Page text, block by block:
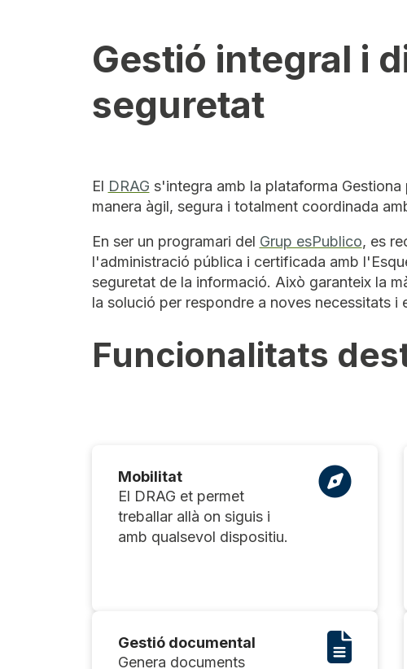
Gestió integral i
seguretat
El DRAG s'integra amb la plataforma
manera àgil, segura i totalment coordinada
En ser un programari del Grup esPublico, es
l'administració pública i certificada amb
seguretat de la informació. Això garanteix la
la solució per respondre a noves necessitats i
Funcionalitats
Mobilitat
El DRAG et permet
treballar allà on siguis i
amb qualsevol dispositiu.
Gestió documental
Genera documents